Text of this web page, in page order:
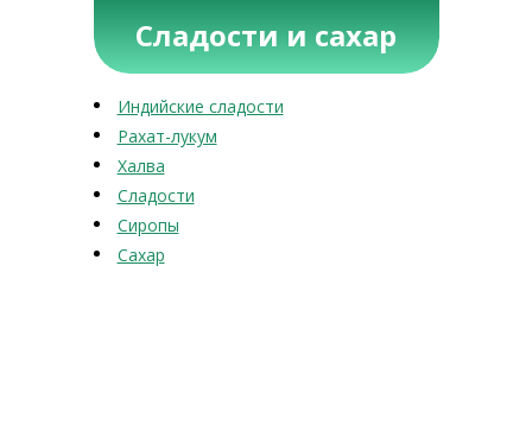
Сладости и сахар
Индийские сладости
Рахат-лукум
Халва
Сладости
Сиропы
Сахар